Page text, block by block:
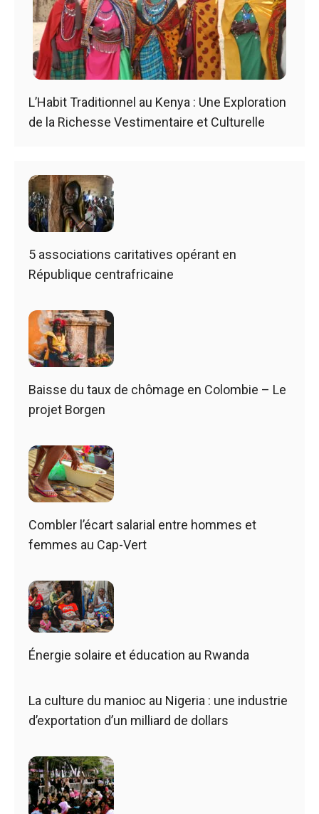
L’Habit Traditionnel au Kenya : Une Exploration
de la Richesse Vestimentaire et Culturelle
5 associations caritatives opérant en
République centrafricaine
Baisse du taux de chômage en Colombie – Le
projet Borgen
Combler l’écart salarial entre hommes et
femmes au Cap-Vert
Énergie solaire et éducation au Rwanda
La culture du manioc au Nigeria : une industrie
d’exportation d’un milliard de dollars